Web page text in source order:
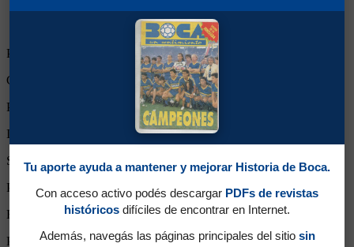
Partidos Jugados:
Goles Convertidos:
0 (0.00)
Partidos de titular:
Ingresos desde el banco:
3
Suplente:
Partidos completos:
Expulsiones:0
Partidos reemplazado:0
Tu aporte ayuda a mantener y mejorar Historia de Boca.
Con acceso activo podés descargar PDFs de revistas
históricos difíciles de encontrar en Internet.
Además, navegás las páginas principales del sitio sin